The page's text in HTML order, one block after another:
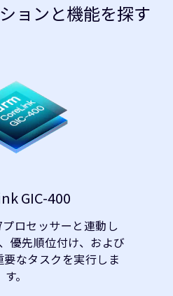
ョンと機能を探す
GIC-400
ロセッサーと連動し
優先順位付け、および
なタスクを実行しま
す。